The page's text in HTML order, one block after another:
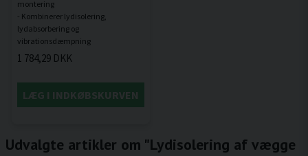
montering
- Kombinerer lydisolering,
lydabsorbering og
1 784,29 DKK
LÆG I INDKØBSKURVEN
Udvalgte artikler om "Lydisolering af vægge